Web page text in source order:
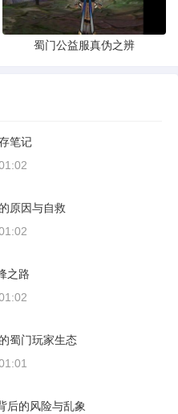
蜀门公益服真伪之辨
笔记
原因与自救
之路
蜀门玩家生态
后的风险与乱象